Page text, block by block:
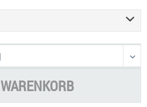
E-Zigarette
9,90 €
60,90 €
WARENKORB